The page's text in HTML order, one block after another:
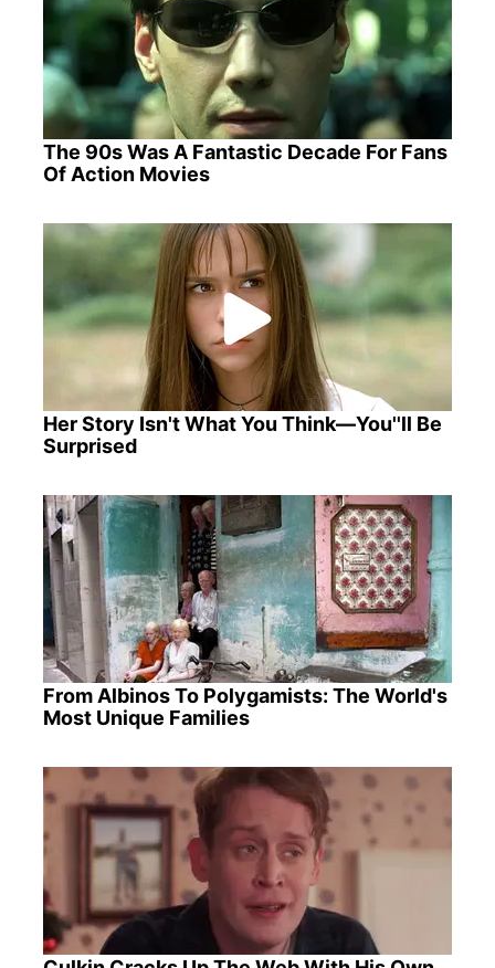
The 90s Was A Fantastic Decade For Fans
Of Action Movies
Her Story Isn't What You Think—You''ll Be
Surprised
From Albinos To Polygamists: The World's
Most Unique Families